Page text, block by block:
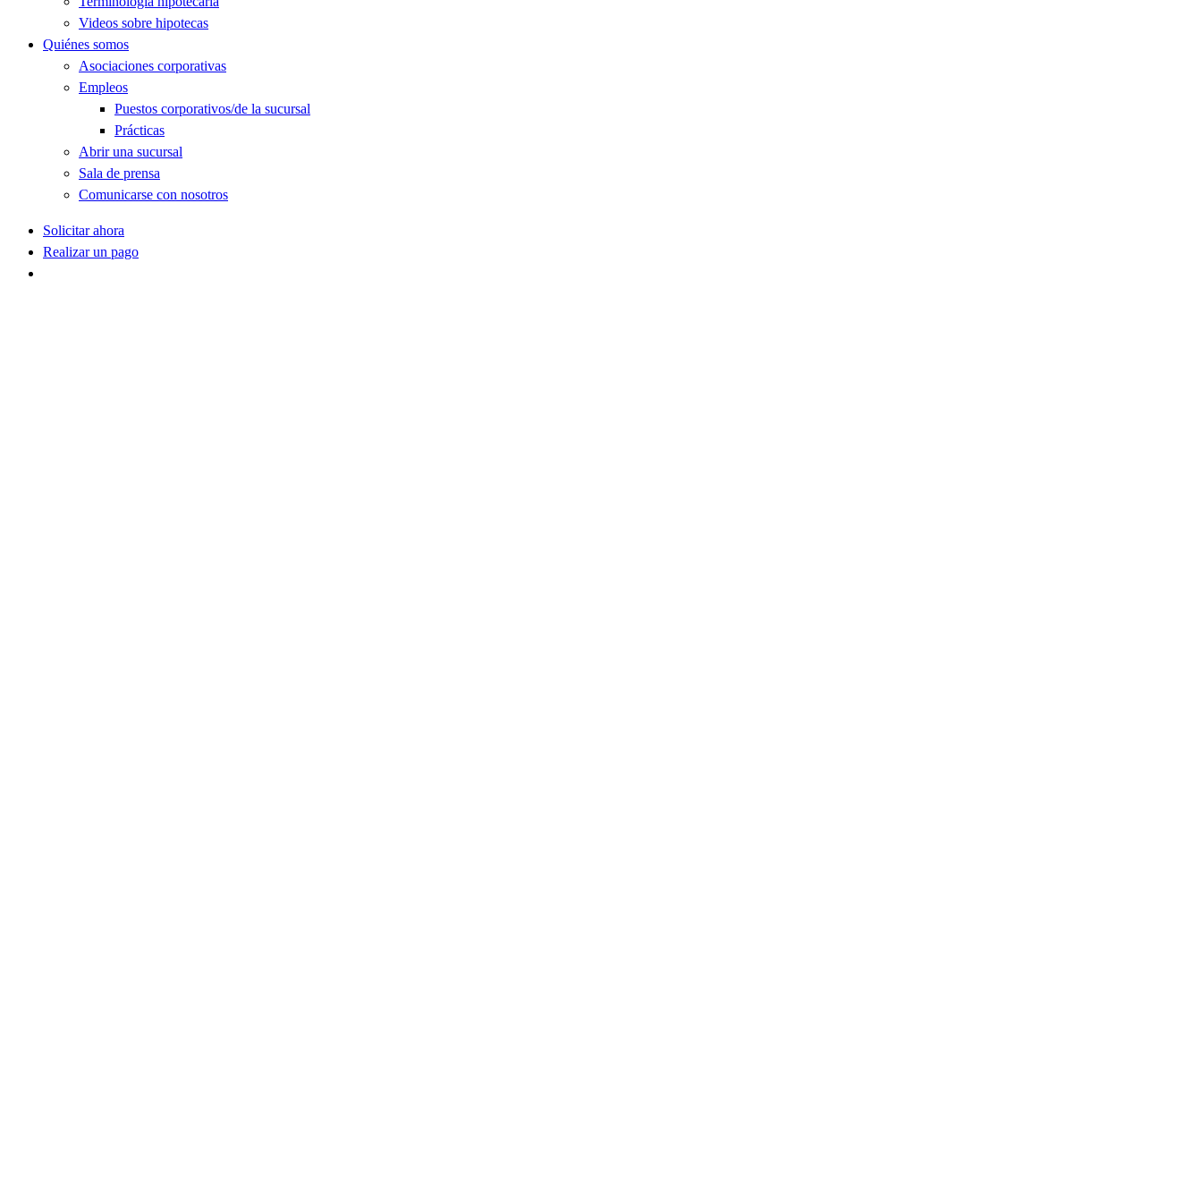
Videos sobre hipotecas
Quiénes somos
Asociaciones corporativas
Empleos
Puestos corporativos/de la sucursal
Prácticas
Abrir una sucursal
Sala de prensa
Comunicarse con nosotros
Solicitar ahora
Realizar un pago